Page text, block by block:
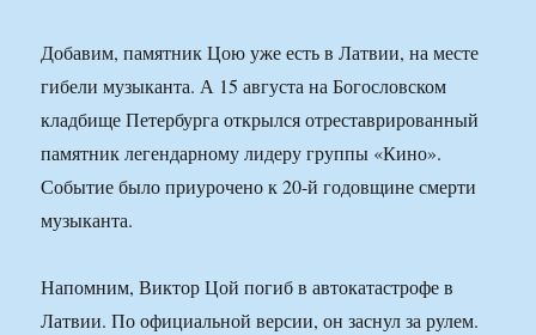
Добавим, памятник Цою уже есть в Латвии, на месте
гибели музыканта. А 15 августа на Богословском
кладбище Петербурга открылся отреставрированный
памятник легендарному лидеру группы «Кино».
Событие было приурочено к 20-й годовщине смерти
музыканта.
Напомним, Виктор Цой погиб в автокатастрофе в
Латвии. По официальной версии, он заснул за рулем.